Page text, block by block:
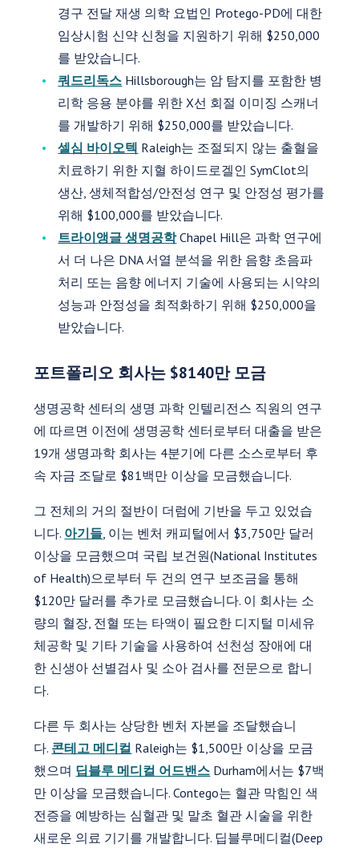
경구 전달 재생 의학 요법인 Protego-PD에 대한
임상시험 신약 신청을 지원하기 위해 $250,000
를 받았습니다.
쿼드리독스 Hillsborough는 암 탐지를 포함한 병
리학 응용 분야를 위한 X선 회절 이미징 스캐너
를 개발하기 위해 $250,000를 받았습니다.
셀심 바이오텍 Raleigh는 조절되지 않는 출혈을
치료하기 위한 지혈 하이드로겔인 SymClot의
생산, 생체적합성/안전성 연구 및 안정성 평가를
위해 $100,000를 받았습니다.
트라이앵글 생명공학Chapel Hill은 과학 연구에
서 더 나은 DNA 서열 분석을 위한 음향 초음파
처리 또는 음향 에너지 기술에 사용되는 시약의
성능과 안정성을 최적화하기 위해 $250,000을
받았습니다.
포트폴리오 회사는 $8140만 모금
생명공학 센터의 생명 과학 인텔리전스 직원의 연구
에 따르면 이전에 생명공학 센터로부터 대출을 받은
19개 생명과학 회사는 4분기에 다른 소스로부터 후
속 자금 조달로 $81백만 이상을 모금했습니다.
그 전체의 거의 절반이 더럼에 기반을 두고 있었습
니다. 아기들 , 이는 벤처 캐피털에서 $3,750만 달러
이상을 모금했으며 국립 보건원(National Institutes
of Health)으로부터 두 건의 연구 보조금을 통해
$120만 달러를 추가로 모금했습니다. 이 회사는 소
량의 혈장, 전혈 또는 타액이 필요한 디지털 미세유
체공학 및 기타 기술을 사용하여 선천성 장애에 대
한 신생아 선별검사 및 소아 검사를 전문으로 합니
다.
다른 두 회사는 상당한 벤처 자본을 조달했습니
다. 콘테고 메디컬 Raleigh는 $1,500만 이상을 모금
했으며 딥블루 메디컬 어드밴스 Durham에서는 $7백
만 이상을 모금했습니다. Contego는 혈관 막힘인 색
전증을 예방하는 심혈관 및 말초 혈관 시술을 위한
새로운 의료 기기를 개발합니다. 딥블루메디컬(Deep